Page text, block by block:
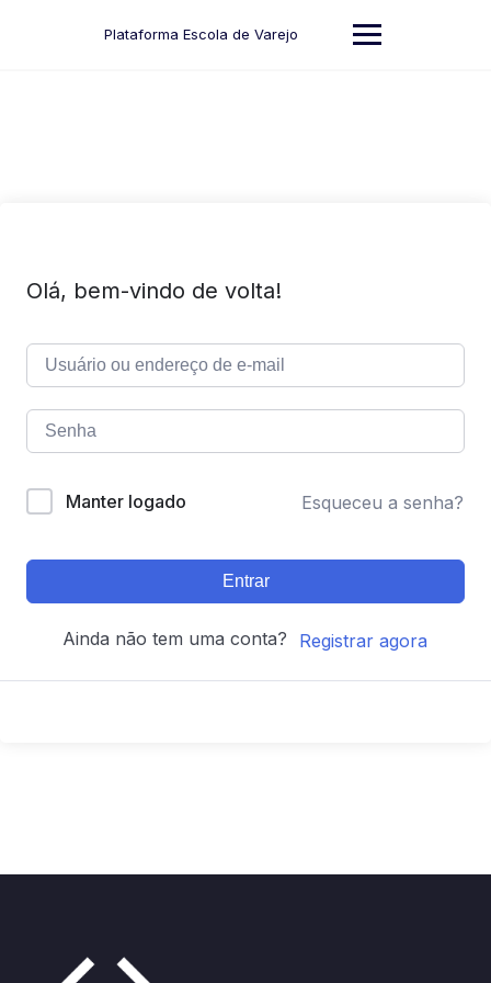
Plataforma Escola de Varejo
Olá, bem-vindo de volta!
Manter logado Esqueceu a senha?
Entrar
Ainda não tem uma conta? Registrar agora